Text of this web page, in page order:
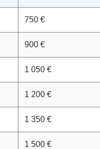
750 €
900 €
1 050 €
1 200 €
1 350 €
1 500 €